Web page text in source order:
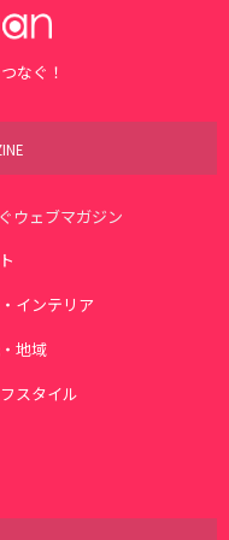
なぐ！
ウェブマガジン
インテリア
地域
スタイル